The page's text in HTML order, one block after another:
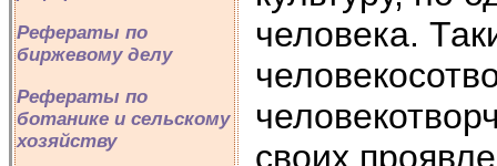
Рефераты по
биржевому делу
Рефераты по
ботанике и сельскому
хозяйству
человека.
своих